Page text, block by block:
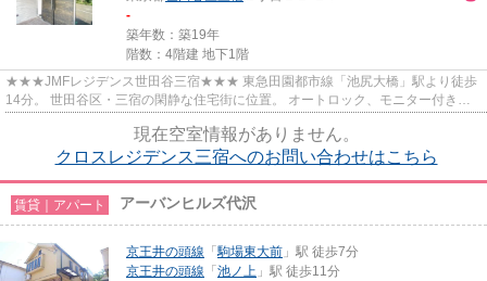
-
築年数：築19年
階数：4階建 地下1階
★★★JMFレジデンス世田谷三宿★★★ 東急田園都市線「池尻大橋」駅より徒歩
14分。 世田谷区・三宿の閑静な住宅街に位置。 オートロック、モニター付きイ
現在空室情報がありません。
クロスレジデンス三宿へのお問い合わせはこちら
賃貸｜アパート アーバンヒルズ代沢
京王井の頭線 「駒場東大前 」駅 徒歩7分
京王井の頭線 「 池ノ上 」駅 徒歩11分